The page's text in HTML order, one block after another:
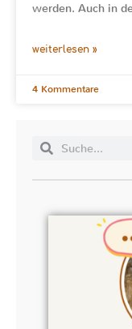
werden. Auch in
weiterlesen »
4 Kommentare